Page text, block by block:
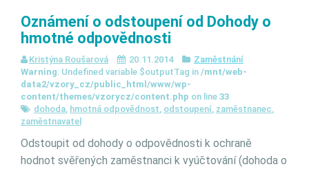
Oznámení o odstoupení od Dohody o
hmotné odpovědnosti
Kristýna Roušarová 20.11.2014
Zaměstnání
Warning: Undefined variable $outputTag in /mnt/web-
data2/vzory_cz/public_html/www/wp-
content/themes/vzorycz/content.php on line 33
dohoda, hmotná odpovědnost, odstoupení, zaměstnanec,
zaměstnavatel
Odstoupit od dohody o odpovědnosti k ochraně
hodnot svěřených zaměstnanci k vyúčtování (dohoda o